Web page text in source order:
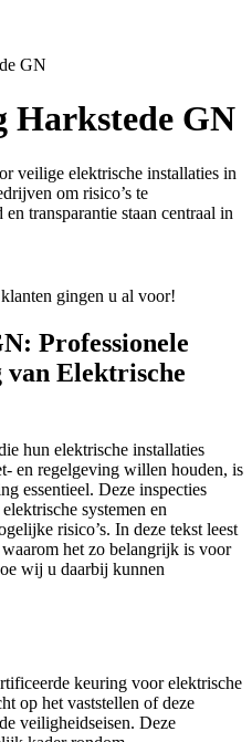
GN
Harkstede GN
veilige elektrische installaties in
om risico’s te
transparantie staan centraal in
gingen u al voor!
Professionele
Elektrische
hun elektrische installaties
en regelgeving willen houden, is
essentieel. Deze inspecties
systemen en
risico’s. In deze tekst leest
het zo belangrijk is voor
wij u daarbij kunnen
keuring voor elektrische
op het vaststellen of deze
veiligheidseisen. Deze